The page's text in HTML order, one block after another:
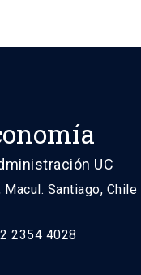
UC
Santiago, Chile
2354 4028